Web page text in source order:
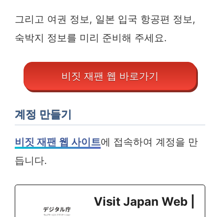
그리고 여권 정보, 일본 입국 항공편 정보,
숙박지 정보를 미리 준비해 주세요.
비짓 재팬 웹 바로가기
계정 만들기
비짓 재팬 웹 사이트에 접속하여 계정을 만
듭니다.
Visit Japan Web |